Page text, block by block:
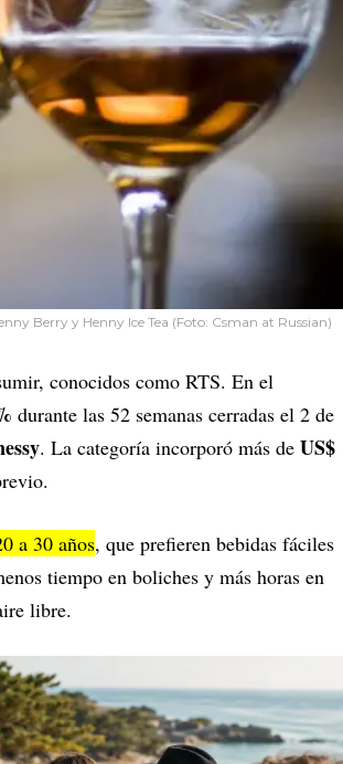
Berry y Henny Ice Tea (Foto: Csman at Russian)
conocidos como RTS. En el
durante las 52 semanas cerradas el 2 de
. La categoría incorporó más de US$
a 30 años, que prefieren bebidas fáciles
tiempo en boliches y más horas en
libre.